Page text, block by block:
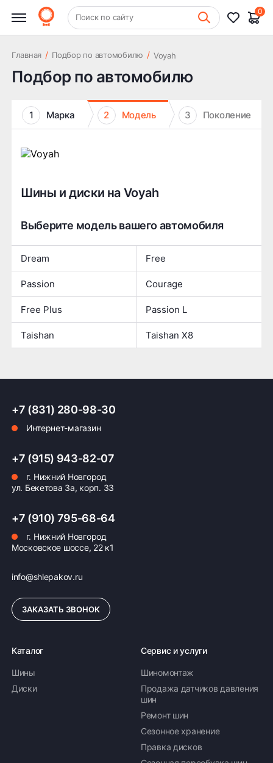
+7 (831) 261-35-35 Шиномонтаж
Поиск по сайту
0
Главная / Подбор по автомобилю / Voyah
Подбор по автомобилю
1 Марка 2 Модель 3 Поколение
Шины и диски на Voyah
Выберите модель вашего автомобиля
Dream Free
Passion Courage
Free Plus Passion L
Taishan Taishan X8
+7 (831) 280-98-30
Интернет-магазин
+7 (915) 943-82-07
г. Нижний Новгород
ул. Бекетова 3а, корп. 33
+7 (910) 795-68-64
г. Нижний Новгород
Московское шоссе, 22 к1
info@shlepakov.ru
ЗАКАЗАТЬ ЗВОНОК
Каталог
Шины
Диски
Сервис и услуги
Шиномонтаж
Продажа датчиков давления
шин
Ремонт шин
Сезонное хранение
Правка дисков